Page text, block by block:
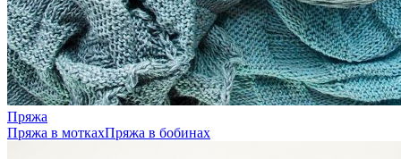
Пряжа
Пряжа в моткахПряжа в бобинах